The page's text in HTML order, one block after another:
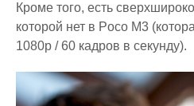
Кроме того, есть
которой нет в Poco M3
1080p / 60 кадров в секунду).